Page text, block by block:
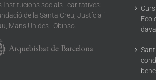
Institucions socials i caritatives:
de la Santa Creu, Justícia i
Mans Unides i Obinso.